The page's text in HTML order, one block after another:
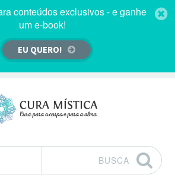
conteúdos exclusivos - e ganhe
um e-book!
EU QUERO!
BUSCA